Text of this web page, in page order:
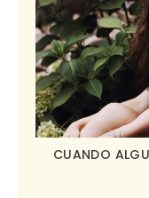
CUANDO